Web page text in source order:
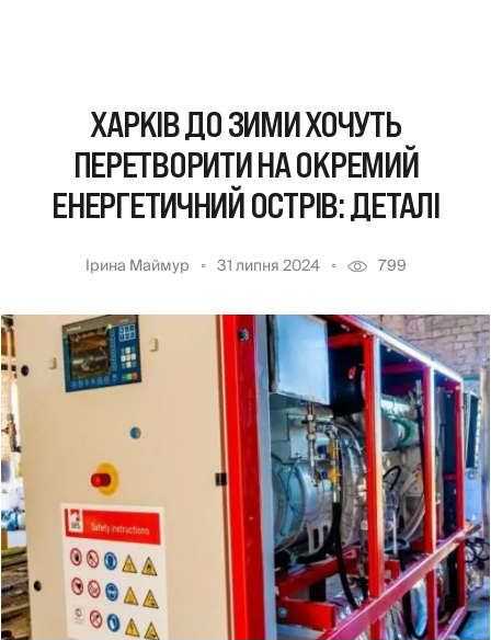
ХАРКІВ ДО ЗИМИ ХОЧУТЬ
ПЕРЕТВОРИТИ НА ОКРЕМИЙ
ЕНЕРГЕТИЧНИЙ ОСТРІВ: ДЕТАЛІ
Ірина Маймур 31 липня 2024 799